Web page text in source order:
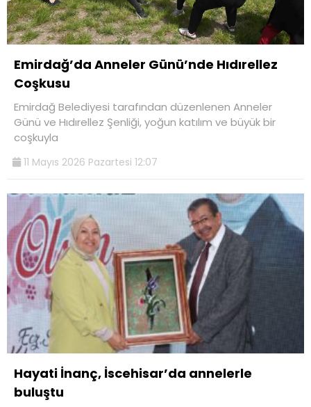
Emirdağ’da Anneler Günü’nde Hıdırellez
Coşkusu
Emirdağ Belediyesi tarafından düzenlenen Anneler
Günü ve Hıdırellez Şenliği, yoğun katılım ve büyük bir
coşkuyla
11 Mayıs 2026 Pazartesi 12:07
Hayati İnanç, İscehisar’da annelerle
buluştu